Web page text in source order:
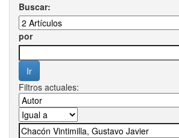
Buscar:
por
Filtros actuales: